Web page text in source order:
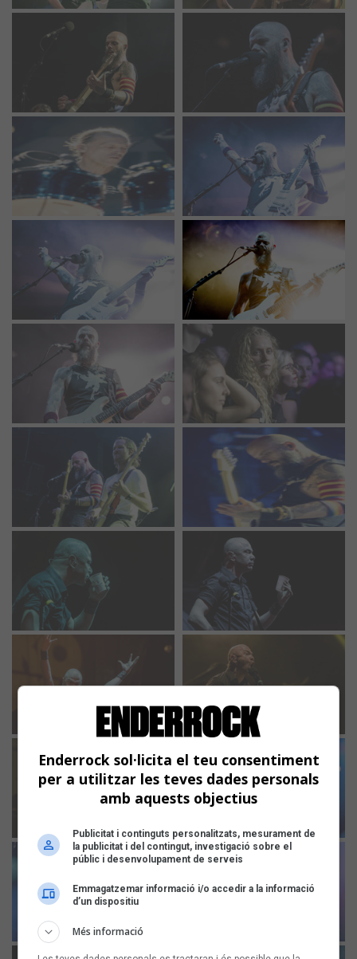
Enderrock sol·licita el teu consentiment
per a utilitzar les teves dades personals
amb aquests objectius
Publicitat i continguts personalitzats, mesurament de
la publicitat i del contingut, investigació sobre el
públic i desenvolupament de serveis
Emmagatzemar informació i/o accedir a la informació
d’un dispositiu
Més informació